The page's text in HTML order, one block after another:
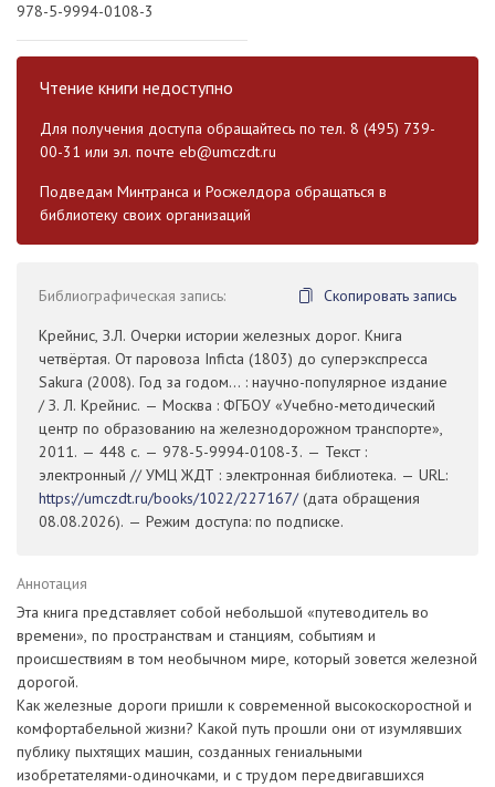
978-5-9994-0108-3
Чтение книги недоступно
Для получения доступа обращайтесь по тел. 8 (495) 739-
00-31 или эл. почте eb@umczdt.ru
Подведам Минтранса и Росжелдора обращаться в
библиотеку своих организаций
Библиографическая запись:
Скопировать запись
Крейнис, З.Л. Очерки истории железных дорог. Книга
четвёртая. От паровоза Inficta (1803) до суперэкспресса
Sakura (2008). Год за годом... : научно-популярное издание
/ З. Л. Крейнис. — Москва : ФГБОУ «Учебно-методический
центр по образованию на железнодорожном транспорте»,
2011. — 448 с. — 978-5-9994-0108-3. — Текст :
электронный // УМЦ ЖДТ : электронная библиотека. — URL:
https://umczdt.ru/books/1022/227167/(дата обращения
08.08.2026). — Режим доступа: по подписке.
Аннотация
Эта книга представляет собой небольшой «путеводитель во
времени», по пространствам и станциям, событиям и
происшествиям в том необычном мире, который зовется железной
дорогой.
Как железные дороги пришли к современной высокоскоростной и
комфортабельной жизни? Какой путь прошли они от изумлявших
публику пыхтящих машин, созданных гениальными
изобретателями-одиночками, и с трудом передвигавшихся